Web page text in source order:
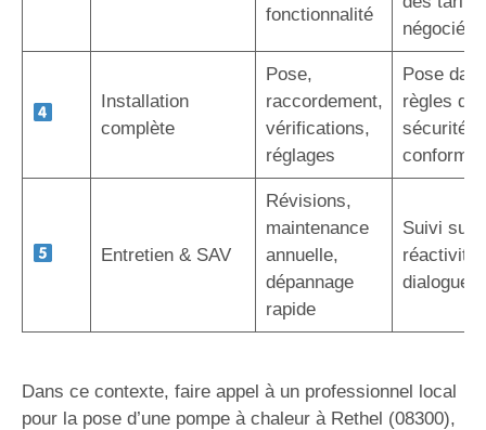
fonctionnalité
négociés
Installation
complète
Pose,
raccordement,
vérifications,
réglages
Pose
règles de
sécurité
Entretien & SAV
Révisions,
maintenance
annuelle,
dépannage
rapide
Suivi sur
réactivité,
dialogue
Dans ce contexte, faire appel à un professionnel local
pour la pose d’une pompe à chaleur à Rethel (08300),